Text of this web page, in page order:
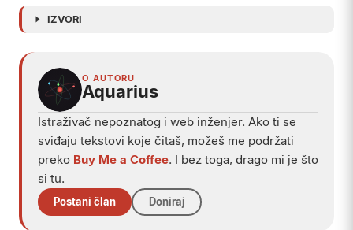
IZVORI
O AUTORU
Aquarius
Istraživač nepoznatog i web inženjer. Ako ti se
sviđaju tekstovi koje čitaš, možeš me podržati
preko Buy Me a Coffee. I bez toga, drago mi je što
si tu.
Postani član Doniraj